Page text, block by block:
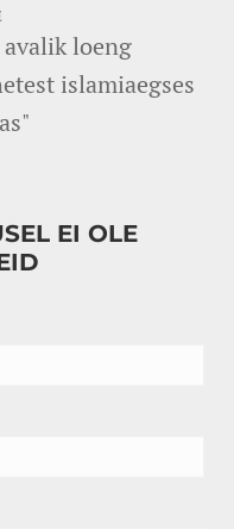
loeng
islamiaegses
EI OLE